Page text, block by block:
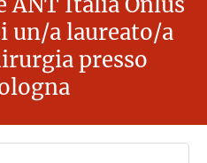
un/a laureato/a
presso